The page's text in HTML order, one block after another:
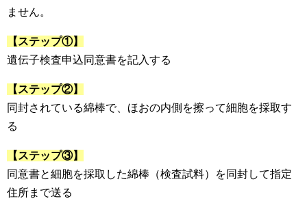
ません。
【ステップ①】
遺伝子検査申込同意書を記入する
【ステップ②】
同封されている綿棒で、ほおの内側を擦って細胞を採取す
る
【ステップ③】
同意書と細胞を採取した綿棒（検査試料）を同封して指定
住所まで送る